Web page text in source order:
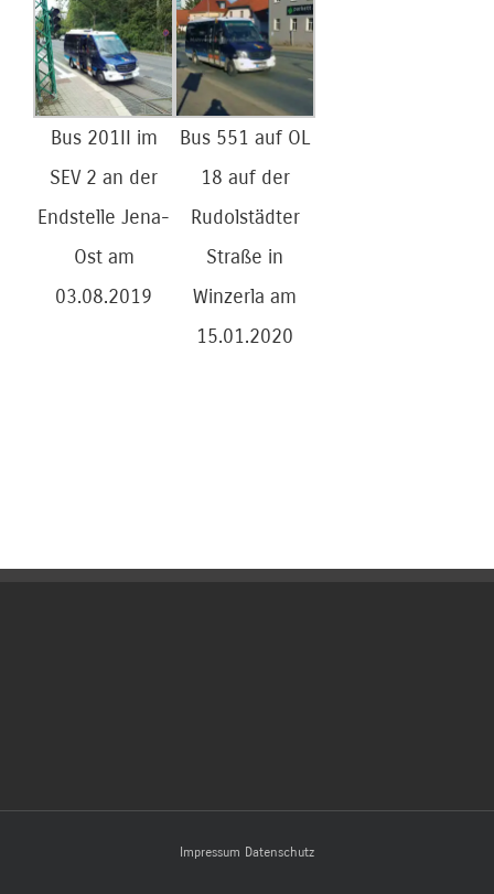
Bus 201II im
SEV 2 an der
Endstelle Jena-
Ost am
03.08.2019
Bus 551 auf OL
18 auf der
Rudolstädter
Straße in
Winzerla am
15.01.2020
Impressum Datenschutz